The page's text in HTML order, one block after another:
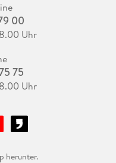
00
Uhr
75
Uhr
herunter.